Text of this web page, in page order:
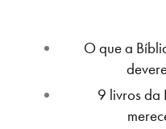
O que a
9 livros da